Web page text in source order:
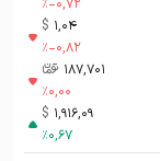
%-0,72
1,04
$
%-0,82
187,701 تومان-ء
%0,00
1,916,09
$
%0,67